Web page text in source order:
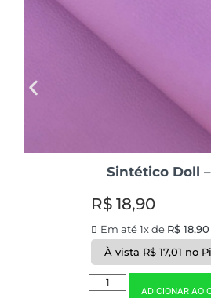
Sintético Doll
R$18,90
Em até 1x de R$18,90
À vista R$ 17,01 no
ADICIONAR AO